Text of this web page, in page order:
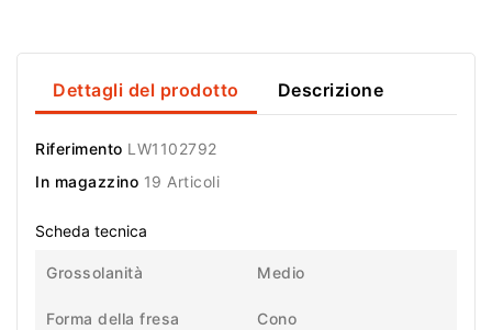
Dettagli del prodotto Descrizione
Riferimento LW1102792
In magazzino 19 Articoli
Scheda tecnica
Grossolanità Medio
Forma della fresa Cono